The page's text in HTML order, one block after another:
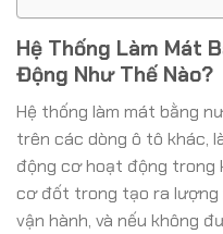
Hệ Thống Làm Mát
Động Như Thế Nào?
Hệ thống làm mát bằng
trên các dòng ô tô khác,
động cơ hoạt động trong
cơ đốt trong tạo ra lượng
vận hành, và nếu không